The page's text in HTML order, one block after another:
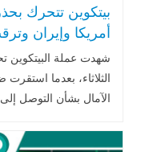
بيتكوين تتحرك
أمريكا وإيران
شهدت عملة البيتكوين
الثلاثاء، بعدما
الآمال بشأن التوصل